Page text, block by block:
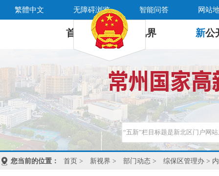
繁體中文 无障碍浏览 智能问答 网站
首 页 新 视界 新公
您当前的位置： 首页 > 新视界 > 部门动态 > 综保区管理办 >